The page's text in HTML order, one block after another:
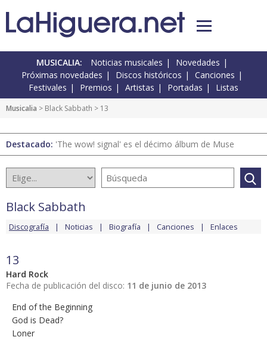
MUSICALIA: Noticias musicales
Novedades
Próximas novedades
Discos históricos
Canciones
Festivales
Premios Artistas Portadas Listas
Musicalia > Black Sabbath > 13
Destacado: 'The wow! signal' es el décimo álbum de Muse
Black Sabbath
Discografía Noticias Biografía Canciones Enlaces
13
Hard Rock
Fecha de publicación del disco: 11 de junio de 2013
End of the Beginning
God is Dead?
Loner